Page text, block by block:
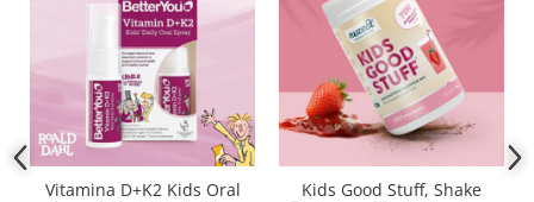
Vitamina D+K2 Kids Oral
Kids Good Stuff, Shake